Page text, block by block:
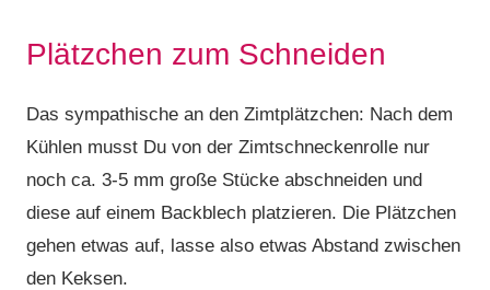
Plätzchen zum Schneiden
Das sympathische an den Zimtplätzchen: Nach dem
Kühlen musst Du von der Zimtschneckenrolle nur
noch ca. 3-5 mm große Stücke abschneiden und
diese auf einem Backblech platzieren. Die Plätzchen
gehen etwas auf, lasse also etwas Abstand zwischen
den Keksen.